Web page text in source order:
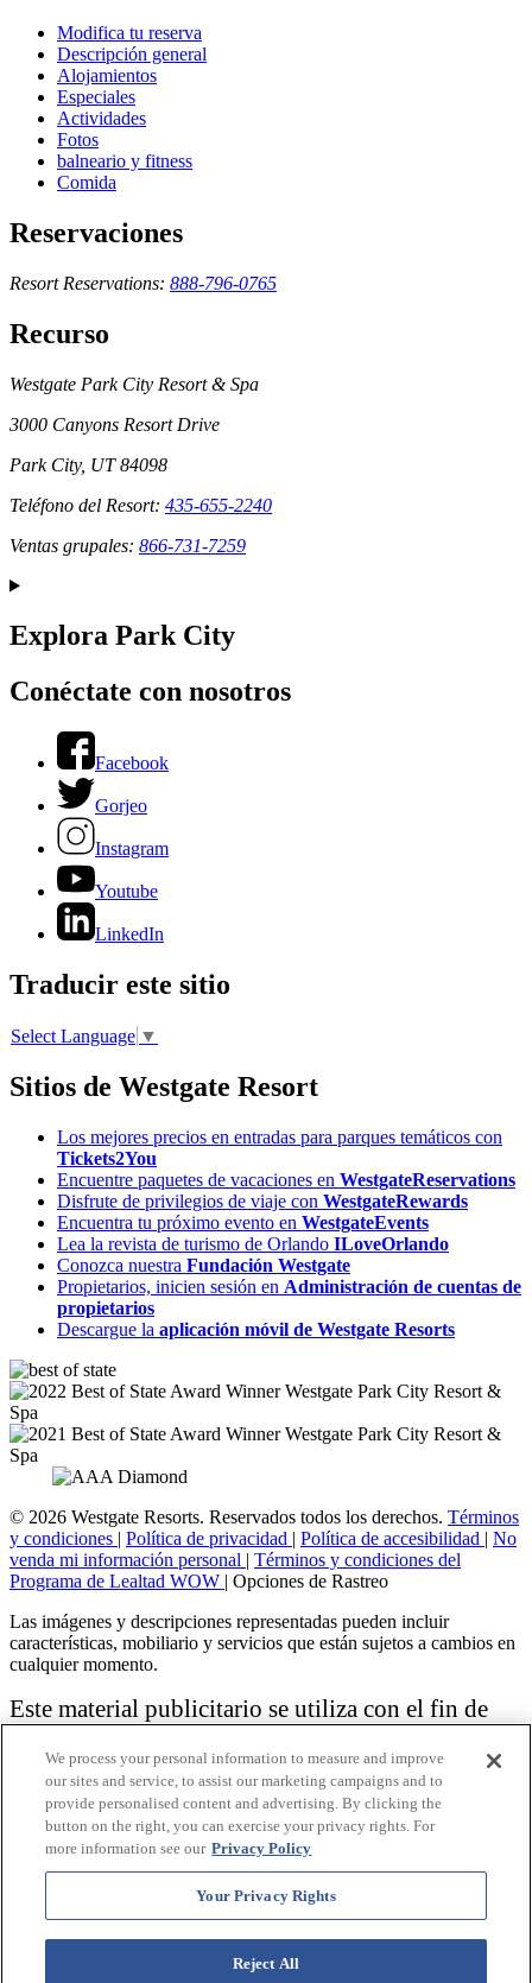
Modifica tu reserva
Descripción general
Alojamientos
Especiales
Actividades
Fotos
balneario y fitness
Comida
Reservaciones
Resort Reservations: 888-796-0765
Recurso
Westgate Park City Resort & Spa
3000 Canyons Resort Drive
Park City, UT 84098
Teléfono del Resort: 435-655-2240
Ventas grupales: 866-731-7259
Explora Park City
Conéctate con nosotros
Facebook
Gorjeo
Instagram
Youtube
LinkedIn
Traducir este sitio
Select Language ▼
Sitios de Westgate Resort
Los mejores precios en entradas para parques temáticos con
Tickets2You
Encuentre paquetes de vacaciones en WestgateReservations
Disfrute de privilegios de viaje con WestgateRewards
Encuentra tu próximo evento en WestgateEvents
Lea la revista de turismo de Orlando ILoveOrlando
Conozca nuestra Fundación Westgate
Propietarios, inicien sesión en Administración de cuentas de
propietarios
Descargue la aplicación móvil de Westgate Resorts
© 2026 Westgate Resorts. Reservados todos los derechos. Términos
y condiciones | Política de privacidad | Política de accesibilidad | No
venda mi información personal | Términos y condiciones del
Programa de Lealtad WOW | Opciones de Rastreo
Las imágenes y descripciones representadas pueden incluir
características, mobiliario y servicios que están sujetos a cambios en
cualquier momento.
Este material publicitario se utiliza con el fin de
vacacional.
Aviso: las funciones de accesibilidad enumeradas aquí no pretenden
ser una lista exhaustiva o completa de todas las funciones accesibles
de la instalación,
habitaciones y / o comodidades para este Resort específico. Para
obtener información sobre nuestra política de accesibilidad, revise
nuestraPolítica de accesibilidad.
We process your personal information to measure and improve
our sites and service, to assist our marketing campaigns and to
provide personalised content and advertising. By clicking the
button on the right, you can exercise your privacy rights. For
more information see our Privacy Policy
Your Privacy Rights
Reject All